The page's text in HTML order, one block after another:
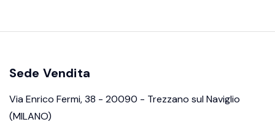
Sede Vendita
Via Enrico Fermi, 38 - 20090 - Trezzano sul Naviglio
(MILANO)